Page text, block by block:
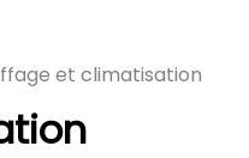
et climatisation